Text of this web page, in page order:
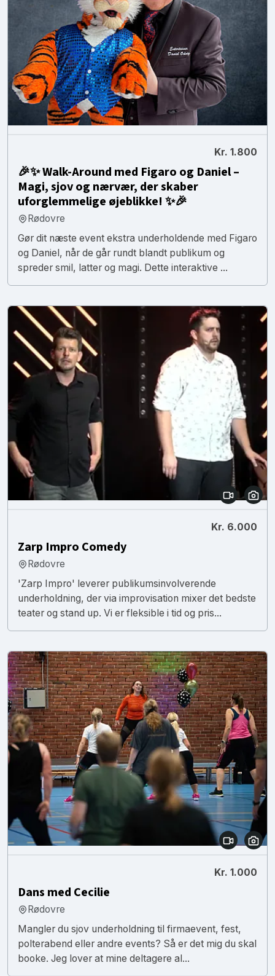
Kr. 1.800
🎉✨ Walk-Around med Figaro og Daniel –
Magi, sjov og nærvær, der skaber
uforglemmelige øjeblikke! ✨🎉
Rødovre
Gør dit næste event ekstra underholdende med Figaro
og Daniel, når de går rundt blandt publikum og
spreder smil, latter og magi. Dette interaktive ...
Kr. 6.000
Zarp Impro Comedy
Rødovre
'Zarp Impro' leverer publikumsinvolverende
underholdning, der via improvisation mixer det bedste
teater og stand up. Vi er fleksible i tid og pris...
Kr. 1.000
Dans med Cecilie
Rødovre
Mangler du sjov underholdning til firmaevent, fest,
polterabend eller andre events? Så er det mig du skal
booke. Jeg lover at mine deltagere al...